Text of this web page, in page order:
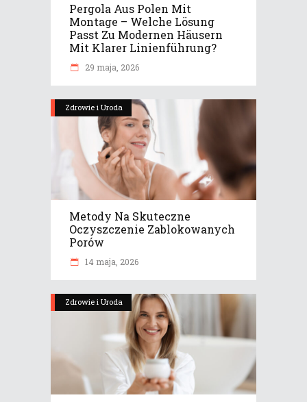
Pergola Aus Polen Mit
Montage – Welche Lösung
Passt Zu Modernen Häusern
Mit Klarer Linienführung?
29 maja, 2026
Zdrowie i Uroda
Metody Na Skuteczne
Oczyszczenie Zablokowanych
Porów
14 maja, 2026
Zdrowie i Uroda